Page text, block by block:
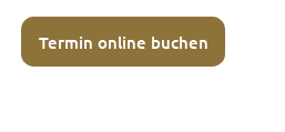
Termin online buchen